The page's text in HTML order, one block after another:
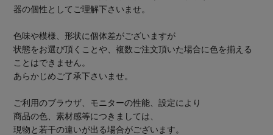
器の個性としてご理解下さいませ。
色味や模様、形状に個体差がございますが
状態をお選び頂くことや、複数ご注文頂いた場合に色を揃える
ことはできません。
あらかじめご了承下さいませ。
ご利用のブラウザ、モニターの性能、設定により
商品の色、素材感等につきましては、
現物と若干の違いが出る場合がございます。